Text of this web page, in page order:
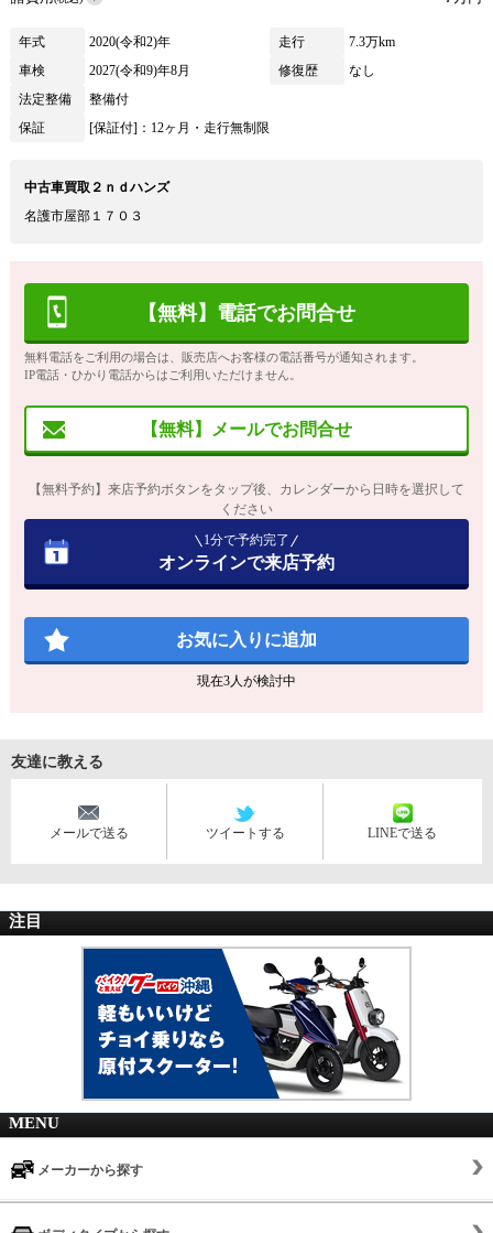
年式 2020(令和2)年 走行
7.3万km
車検
2027(令和9)年8月 修復歴
なし
法定整備
整備付
保証
[保証付]：12ヶ月・走行無制限
中古車買取２ｎｄハンズ
名護市屋部１７０３
【無料】電話でお問合せ
無料電話をご利用の場合は、販売店へお客様の電話番号が通知されます。
IP電話・ひかり電話からはご利用いただけません。
【無料】メールでお問合せ
【無料予約】来店予約ボタンをタップ後、カレンダーから日時を選択して
ください
1分で予約完了
オンラインで来店予約
お気に入りに追加
現在3人が検討中
友達に教える
メールで送る ツイートする LINEで送る
注目
MENU
メーカーから探す